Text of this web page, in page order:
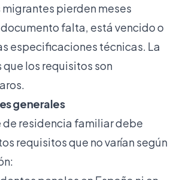
pierden meses
falta, está vencido o
especificaciones técnicas. La
los requisitos son
generales
residencia familiar debe
requisitos que no varían según